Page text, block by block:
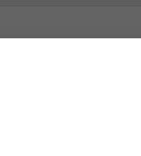
（CC BY-NC-SA 4.0）